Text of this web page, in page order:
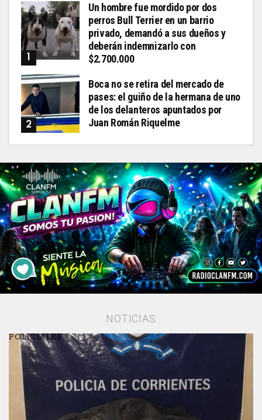
Un hombre fue mordido por dos
perros Bull Terrier en un barrio
privado, demandó a sus dueños y
deberán indemnizarlo con
$2.700.000
Boca no se retira del mercado de
pases: el guiño de la hermana de uno
de los delanteros apuntados por
Juan Román Riquelme
NOTICIAS
POLICIALES